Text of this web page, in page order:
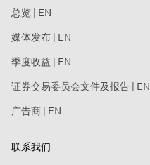
总览 | EN
媒体发布 | EN
季度收益 | EN
证券交易委员会文件及报告 | EN
广告商 | EN
联系我们